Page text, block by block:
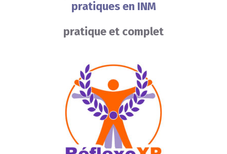
pratiques en INM
pratique et complet